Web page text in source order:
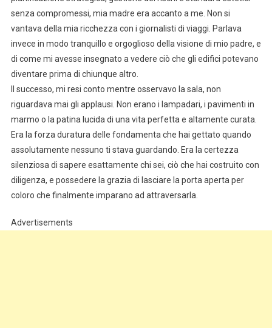
senza compromessi, mia madre era accanto a me. Non si
vantava della mia ricchezza con i giornalisti di viaggi. Parlava
invece in modo tranquillo e orgoglioso della visione di mio padre, e
di come mi avesse insegnato a vedere ciò che gli edifici potevano
diventare prima di chiunque altro.
Il successo, mi resi conto mentre osservavo la sala, non
riguardava mai gli applausi. Non erano i lampadari, i pavimenti in
marmo o la patina lucida di una vita perfetta e altamente curata.
Era la forza duratura delle fondamenta che hai gettato quando
assolutamente nessuno ti stava guardando. Era la certezza
silenziosa di sapere esattamente chi sei, ciò che hai costruito con
diligenza, e possedere la grazia di lasciare la porta aperta per
coloro che finalmente imparano ad attraversarla.
Advertisements